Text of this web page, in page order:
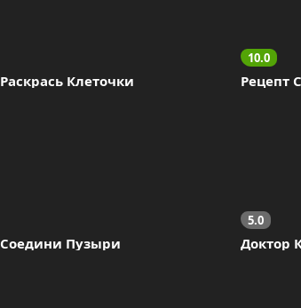
Раскрась Клеточки
10.0
Рецепт
Соедини Пузыри
5.0
Доктор